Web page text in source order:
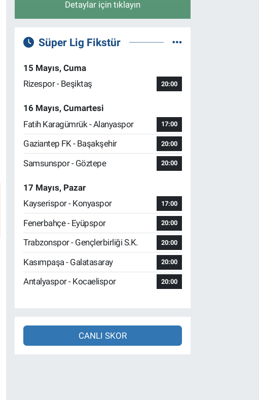
Detaylar için tıklayın
Süper Lig Fikstür
15 Mayıs, Cuma
Rizespor - Beşiktaş
20:00
16 Mayıs, Cumartesi
Fatih Karagümrük - Alanyaspor
17:00
Gaziantep FK - Başakşehir 20:00
Samsunspor - Göztepe 20:00
17 Mayıs, Pazar
Kayserispor - Konyaspor
17:00
Fenerbahçe - Eyüpspor 20:00
Trabzonspor - Gençlerbirliği S.K. 20:00
Kasımpaşa - Galatasaray 20:00
Antalyaspor - Kocaelispor 20:00
CANLI SKOR